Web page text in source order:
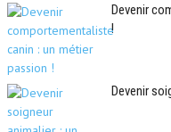
Devenir
!
Devenir